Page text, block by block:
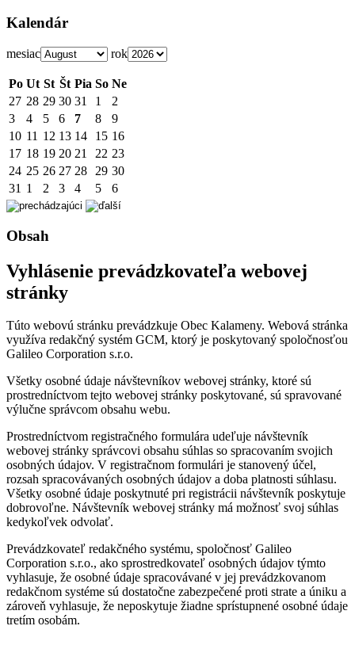
Kalendár
mesiac rok
Po Ut St Št Pia So Ne
27 28 29 30 31 1
2
3
4 5 6 7 8
9
10 11 12 13 14 15 16
17 18 19 20 21 22 23
24 25 26 27 28 29 30
31 1 2 3 4 5 6
Obsah
Vyhlásenie prevádzkovateľa webovej
stránky
Túto webovú stránku prevádzkuje Obec Kalameny. Webová stránka
využíva redakčný systém GCM, ktorý je poskytovaný spoločnosťou
Galileo Corporation s.r.o.
Všetky osobné údaje návštevníkov webovej stránky, ktoré sú
prostredníctvom tejto webovej stránky poskytované, sú spravované
výlučne správcom obsahu webu.
Prostredníctvom registračného formulára udeľuje návštevník
webovej stránky správcovi obsahu súhlas so spracovaním svojich
osobných údajov. V registračnom formulári je stanovený účel,
rozsah spracovávaných osobných údajov a doba platnosti súhlasu.
Všetky osobné údaje poskytnuté pri registrácii návštevník poskytuje
dobrovoľne. Návštevník webovej stránky má možnosť svoj súhlas
kedykoľvek odvolať.
Prevádzkovateľ redakčného systému, spoločnosť Galileo
Corporation s.r.o., ako sprostredkovateľ osobných údajov týmto
vyhlasuje, že osobné údaje spracovávané v jej prevádzkovanom
redakčnom systéme sú dostatočne zabezpečené proti strate a úniku a
zároveň vyhlasuje, že neposkytuje žiadne sprístupnené osobné údaje
tretím osobám.